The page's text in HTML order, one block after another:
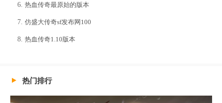
热血传奇最原始的版本
仿盛大传奇sf发布网100
热血传奇1.10版本
热门排行